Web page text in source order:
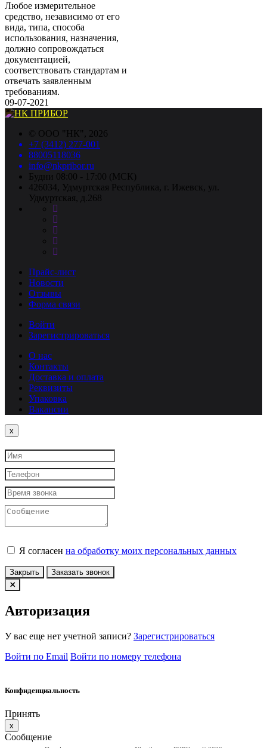
Любое измерительное
средство, независимо от его
вида, типа, способа
использования, назначения,
должно сопровождаться
документацией,
соответствовать стандартам и
отвечать заявленным
требованиям.
09-07-2021
© ООО "НК", 2026
+7 (3412) 277-001
88005118036
info@nkpribor.ru
Будни 08:00 - 17:00 (МСК)
426034, Удмуртская Республика, г. Ижевск, ул.
Удмуртская, д.268
Прайс-лист
Новости
Отзывы
Форма связи
Войти
Зарегистрироваться
О нас
Контакты
Доставка и оплата
Реквизиты
Упаковка
Вакансии
x
Я согласен на обработку моих персональных данных
Закрыть Заказать звонок
Авторизация
У вас еще нет учетной записи? Зарегистрироваться
Войти по Email Войти по номеру телефона
Конфиденциальность
Принять
x
Сообщение